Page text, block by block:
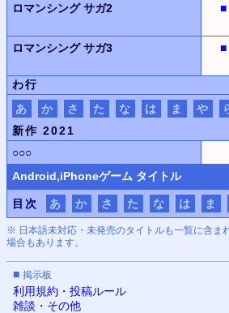
ロマンシング サガ2
■
ロマンシング サガ3
■
わ行
あ
か さ た な は ま や
新作 2021
○○○
Android,iPhoneゲーム タイトル
目次 あ か さ た な は ま
※ 日本語未対応・未発売のタイトルも一覧に含ま
場合もあります。
■ 掲示板
利用規約・投稿ルール
雑談・その他